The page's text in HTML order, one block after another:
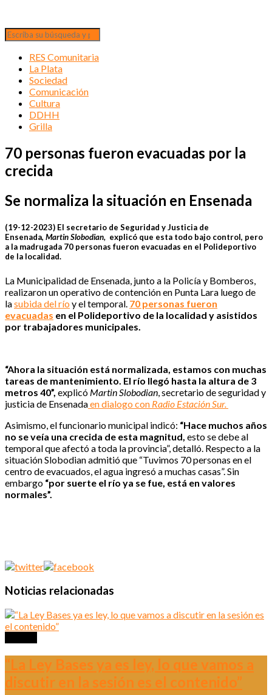
RES Comunitaria
La Plata
Sociedad
Comunicación
Cultura
DDHH
Grilla
70 personas fueron evacuadas por la
crecida
Se normaliza la situación en Ensenada
(19-12-2023) El secretario de Seguridad y Justicia de
Ensenada, Martin Slobodian, explicó que esta todo bajo control, pero
a la madrugada 70 personas fueron evacuadas en el Polideportivo
de la localidad.
La Municipalidad de Ensenada, junto a la Policía y Bomberos,
realizaron un operativo de contención en Punta Lara luego de
lasubida del río y el temporal. 70 personas fueron
evacuadas en el Polideportivo de la localidad y asistidos
por trabajadores municipales.
“Ahora la situación está normalizada, estamos con muchas
tareas de mantenimiento. El río llegó hasta la altura de 3
metros 40”, explicó Martin Slobodian, secretario de seguridad y
justicia de Ensenadaen dialogo con Radio Estación Sur.
Asimismo, el funcionario municipal indicó: “Hace muchos años
no se veía una crecida de esta magnitud, esto se debe al
temporal que afectó a toda la provincia”, detalló. Respecto a la
situación Slobodian admitió que “Tuvimos 70 personas en el
centro de evacuados, el agua ingresó a muchas casas”. Sin
embargo “por suerte el río ya se fue, está en valores
normales”.
Noticias relacionadas
“La Ley Bases ya es ley, lo que vamos a
discutir en la sesión es el contenido”